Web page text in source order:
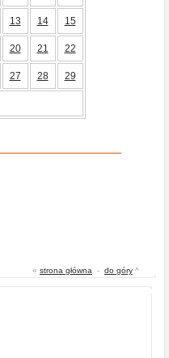
13 14 15
20 21 22
27 28 29
« strona główna - do góry ^